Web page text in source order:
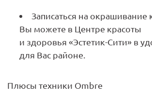
Записаться на окрашивание
Вы можете в Центре красоты
и здоровья «Эстетик-Сити» в
для Вас районе.
Плюсы техники Ombre